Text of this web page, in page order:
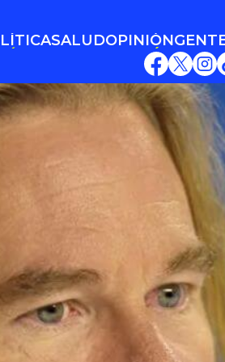
SALUDOPINIÓN
OPINIÓN